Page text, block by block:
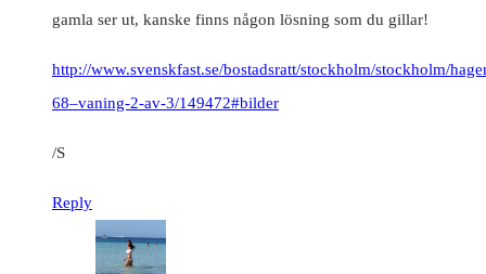
gamla ser ut, kanske finns någon lösning som du gillar!
http://www.svenskfast.se/bostadsratt/stockholm/stockholm/
68–vaning-2-av-3/149472#bilder
/S
Reply